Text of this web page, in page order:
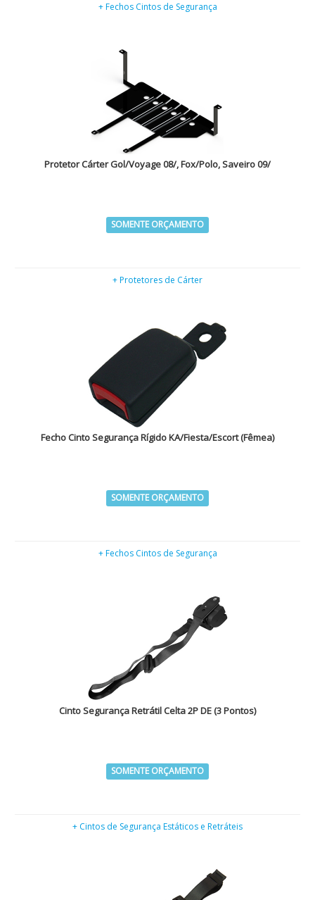
+ Fechos Cintos de Segurança
Protetor Cárter Gol/Voyage 08/, Fox/Polo, Saveiro 09/
SOMENTE ORÇAMENTO
+ Protetores de Cárter
Fecho Cinto Segurança Rígido KA/Fiesta/Escort (Fêmea)
SOMENTE ORÇAMENTO
+ Fechos Cintos de Segurança
Cinto Segurança Retrátil Celta 2P DE (3 Pontos)
SOMENTE ORÇAMENTO
+ Cintos de Segurança Estáticos e Retráteis